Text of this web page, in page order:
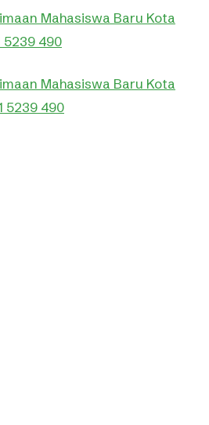
Mahasiswa Baru Kota
5239 490
Mahasiswa Baru Kota
5239 490